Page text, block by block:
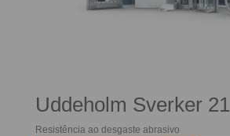
Uddeholm Sverker 21
Resistência ao desgaste abrasivo